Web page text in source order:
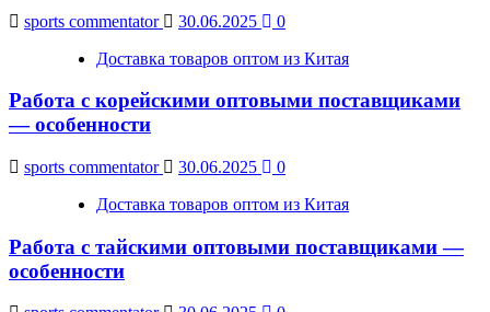
sports commentator 30.06.2025
0
Доставка товаров оптом из Китая
Работа с корейскими оптовыми поставщиками
— особенности
sports commentator 30.06.2025
0
Доставка товаров оптом из Китая
Работа с тайскими оптовыми поставщиками —
особенности